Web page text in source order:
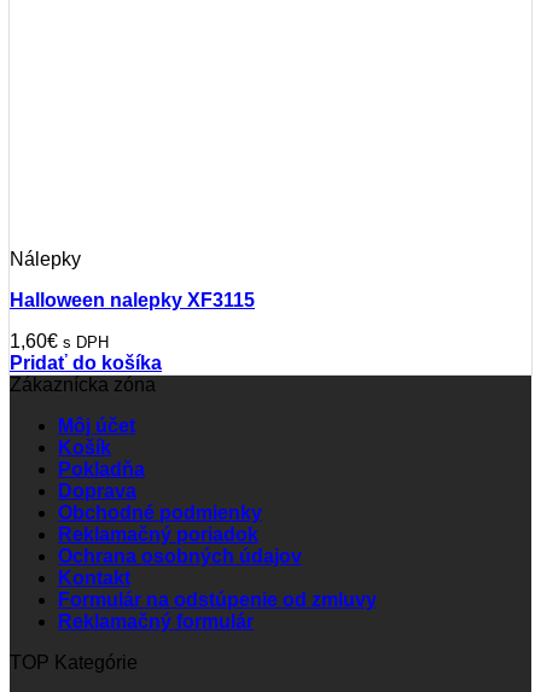
Nálepky
Halloween nalepky XF3115
1,60€ s DPH
Pridať do košíka
Zákaznícka zóna
Môj účet
Košík
Pokladňa
Doprava
Obchodné podmienky
Reklamačný poriadok
Ochrana osobných údajov
Kontakt
Formulár na odstúpenie od zmluvy
Reklamačný formulár
TOP Kategórie